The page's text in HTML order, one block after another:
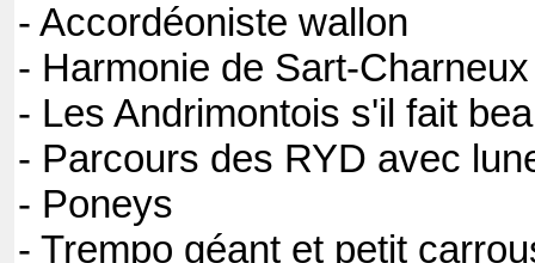
- Accordéoniste wallon
- Harmonie de Sart-Charneux
- Les Andrimontois s'il fait
- Parcours des RYD avec
- Poneys
- Trempo géant et petit